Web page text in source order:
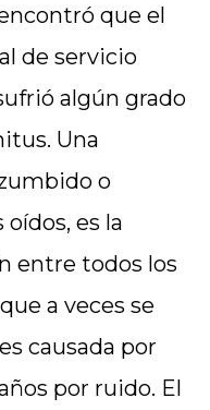
que el
de servicio
algún grado
Una
o
es la
entre todos los
a veces se
causada por
por ruido. El